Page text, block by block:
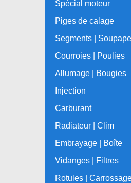
Spécial moteur
Piges de calage
Segments |
Courroies | Poulies
Allumage | Bougies
Injection
Carburant
Radiateur | Clim
Embrayage | Boîte
Vidanges | Filtres
Rotules |